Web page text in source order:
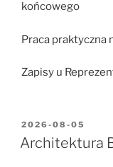
końcowego
Praca praktyczna
Zapisy u
2026-08-05
Architektura